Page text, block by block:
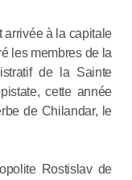
arrivée à la capitale
les membres de la
de la Sainte
cette année
de Chilandar, le
Rostislav de